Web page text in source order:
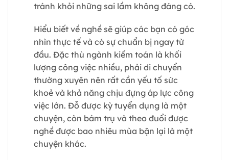
tránh khỏi những sai lầm không đáng có.
Hiểu biết về nghề sẽ giúp các bạn có góc
nhìn thực tế và có sự chuẩn bị ngay từ
đầu. Đặc thù ngành kiểm toán là khối
lượng công việc nhiều, phải di chuyển
thường xuyên nên rất cần yếu tố sức
khoẻ và khả năng chịu đựng áp lực công
việc lớn. Đỗ được kỳ tuyển dụng là một
chuyện, còn bám trụ và theo đuổi được
nghề được bao nhiêu mùa bận lại là một
chuyện khác.